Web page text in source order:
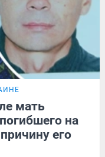
мать
на
его